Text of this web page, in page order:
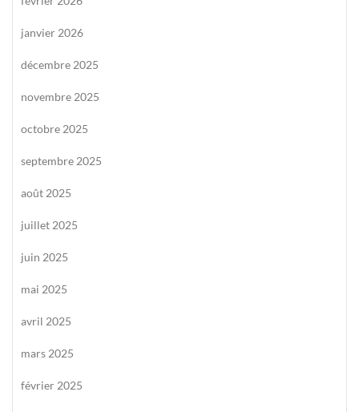
janvier 2026
décembre 2025
novembre 2025
octobre 2025
septembre 2025
août 2025
juillet 2025
juin 2025
mai 2025
avril 2025
mars 2025
février 2025